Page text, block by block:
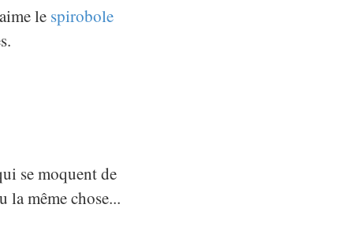
le spirobole
se moquent de
la même chose...